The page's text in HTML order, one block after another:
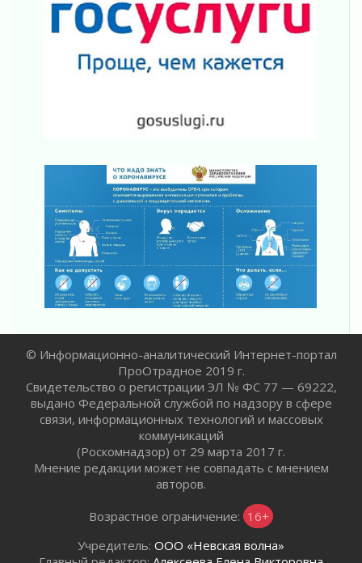
03 августа 2026
Ленобласть отмечает День Воздушно-
десантных войск
02 августа 2026
Ленобласть отметила заслуги жителей перед
Ладога — не пруд
ПСК через Гослуслуги напомнит жителям
Ленинградской области о неоплаченных
счетах
02 августа 2026
Пропавшего подростка нашли в Кировском
районе Ленобласти
действовать при укусе клеща
В Ивангороде назвали новых почетных
граждан Ленинградской области
Готовность №1
02 августа 2026
Километровые столбы «Дороги жизни»
отправили на реставрацию
Ленобласть внедрила передовую подготовку
© Информационно-аналитический Интернет-портал
ПроОтрадное 2019 г.
Свидетельство о регистрации ЭЛ № ФС 77 — 69222,
выдано Федеральной службой по надзору в сфере
связи, информационных технологий и массовых
коммуникаций
(Роскомнадзор) от 29 марта 2017 г.
Мнение редакции может не совпадать с мнением
авторов.
Возрастное ограничение: 16+
Учредитель: ООО «Невская волна»